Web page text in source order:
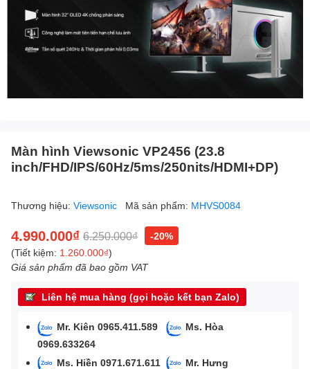
Màn hình Viewsonic VP2456 (23.8
inch/FHD/IPS/60Hz/5ms/250nits/HDMI+DP)
Thương hiệu: Viewsonic Mã sản phẩm: MHVS0084
4.990.000₫ 6.250.000₫
-20%
(Tiết kiệm: 1.260.000₫)
Giá sản phẩm đã bao gồm VAT
Liên hệ mua hàng (gọi hoặc kết bạn Zalo)
Mr. Kiên 0965.411.589
Ms. Hòa
0969.633264
Ms. Hiền 0971.671.611
Mr. Hưng